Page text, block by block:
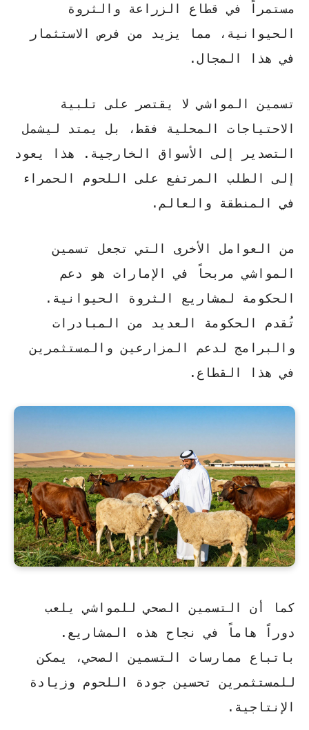
مستمراً في قطاع الزراعة والثروة
الحيوانية، مما يزيد من فرص الاستثمار
في هذا المجال.
تسمين المواشي لا يقتصر على تلبية
الاحتياجات المحلية فقط، بل يمتد ليشمل
التصدير إلى الأسواق الخارجية. هذا يعود
إلى
الطلب المرتفع على اللحوم الحمراء
في المنطقة والعالم.
من العوامل الأخرى التي تجعل تسمين
المواشي مربحاً في الإمارات هو دعم
الحكومة لمشاريع الثروة الحيوانية.
تُقدم الحكومة العديد من المبادرات
والبرامج لدعم المزارعين والمستثمرين
في هذا القطاع.
كما أن التسمين الصحيللمواشي يلعب
دوراً هاماً في نجاح هذه المشاريع.
باتباع ممارسات التسمين الصحي، يمكن
للمستثمرين تحسين جودة اللحوم وزيادة
الإنتاجية.